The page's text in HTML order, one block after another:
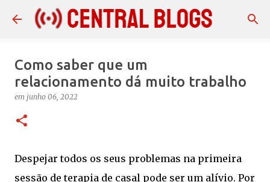
Pular para o conteúdo principal
Como saber que um
relacionamento dá muito trabalho
em junho 06, 2022
Despejar todos os seus problemas na primeira
sessão de terapia de casal pode ser um alívio. Por